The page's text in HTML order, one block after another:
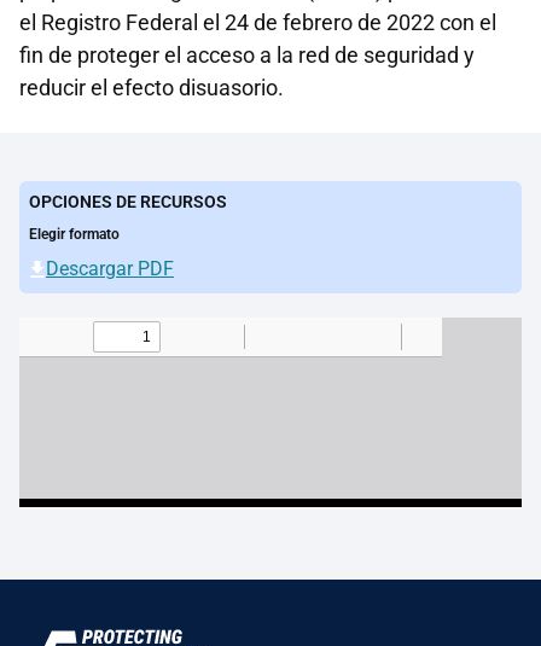
el Registro Federal el 24 de febrero de 2022 con el
fin de proteger el acceso a la red de seguridad y
reducir el efecto disuasorio.
OPCIONES DE RECURSOS
Elegir formato
Descargar PDF